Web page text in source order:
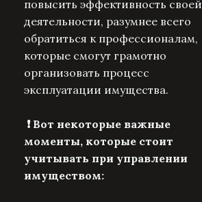
повысить эффективность своей
деятельности, разумнее всего
обратиться к профессионалам,
которые смогут грамотно
организовать процесс
эксплуатации имущества.
❗️ Вот некоторые важные
моменты, которые стоит
учитывать при управлении
имуществом: